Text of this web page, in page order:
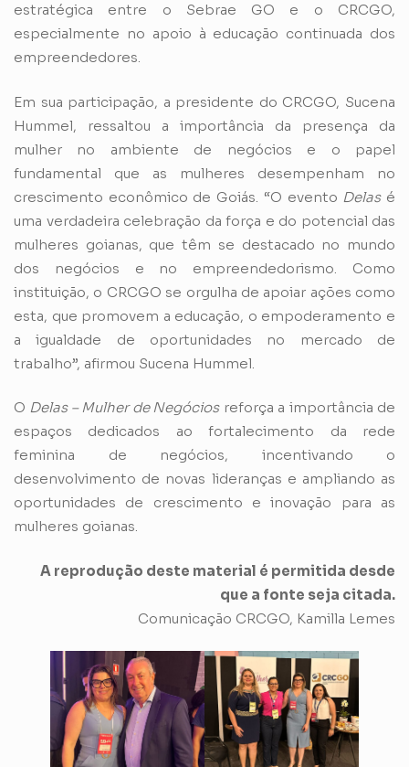
estratégica entre o Sebrae GO e o CRCGO,
especialmente no apoio à educação continuada dos
empreendedores.
Em sua participação, a presidente do CRCGO, Sucena
Hummel, ressaltou a importância da presença da
mulher no ambiente de negócios e o papel
fundamental que as mulheres desempenham no
crescimento econômico de Goiás. “O evento Delasé
uma verdadeira celebração da força e do potencial das
mulheres goianas, que têm se destacado no mundo
dos negócios e no empreendedorismo. Como
instituição, o CRCGO se orgulha de apoiar ações como
esta, que promovem a educação, o empoderamento e
a igualdade de oportunidades no mercado de
trabalho”, afirmou Sucena Hummel.
O Delas – Mulher de Negóciosreforça a importância de
espaços dedicados ao fortalecimento da rede
feminina de negócios, incentivando o
desenvolvimento de novas lideranças e ampliando as
oportunidades de crescimento e inovação para as
mulheres goianas.
A reprodução deste material é permitida desde
que a fonte seja citada.
Comunicação CRCGO, Kamilla Lemes